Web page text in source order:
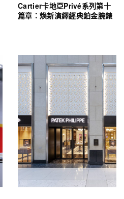
Cartier卡地亞Privé系列第十
篇章：煥新演繹經典鉑金腕錶